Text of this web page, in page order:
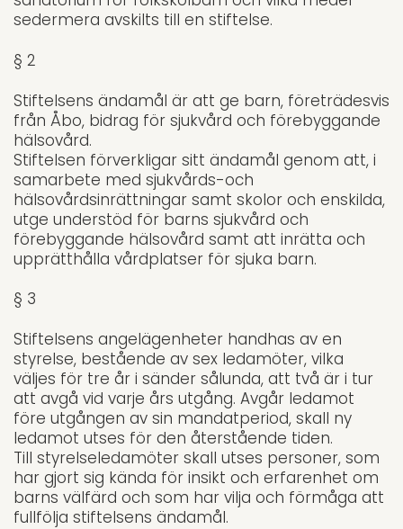
sedermera avskilts till en stiftelse.
§ 2
Stiftelsens ändamål är att ge barn, företrädesvis
från Åbo, bidrag för sjukvård och förebyggande
hälsovård.
Stiftelsen förverkligar sitt ändamål genom att, i
samarbete med sjukvårds-och
hälsovårdsinrätt­ningar samt skolor och enskilda,
utge understöd för barns sjukvård och
förebyggande hälsovård samt att inrätta och
upprätthålla vårdplatser för sjuka barn.
§ 3
Stiftelsens angelägenheter handhas av en
styrelse, bestående av sex ledamöter, vilka
väljes för tre år i sänder sålunda, att två är i tur
att avgå vid varje års utgång. Avgår ledamot
före utgången av sin man­datperiod, skall ny
ledamot utses för den återstående tiden.
Till styrelseledamöter skall utses personer, som
har gjort sig kända för insikt och erfarenhet om
barns välfärd och som har vilja och förmåga att
fullfölja stiftelsens ändamål.